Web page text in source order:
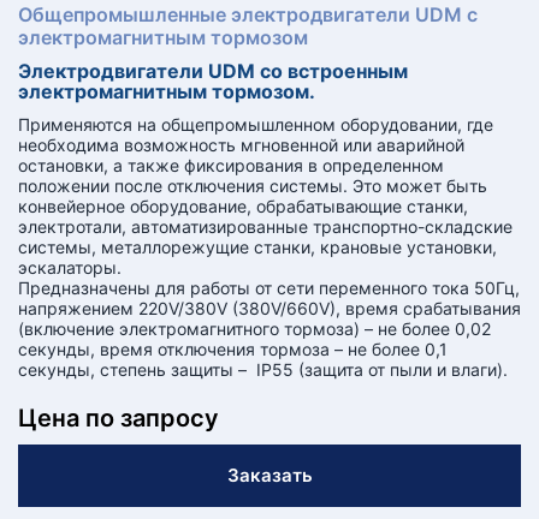
Общепромышленные электродвигатели UDM с
электромагнитным тормозом
Электродвигатели UDM со встроенным
электромагнитным тормозом.
Применяются на общепромышленном оборудовании, где
необходима возможность мгновенной или аварийной
остановки, а также фиксирования в определенном
положении после отключения системы. Это может быть
конвейерное оборудование, обрабатывающие станки,
электротали, автоматизированные транспортно-складские
системы, металлорежущие станки, крановые установки,
эскалаторы.
Предназначены для работы от сети переменного тока 50Гц,
напряжением 220V/380V (380V/660V), время срабатывания
(включение электромагнитного тормоза) – не более 0,02
секунды, время отключения тормоза – не более 0,1
секунды, степень защиты – IP55 (защита от пыли и влаги).
Цена по запросу
Заказать